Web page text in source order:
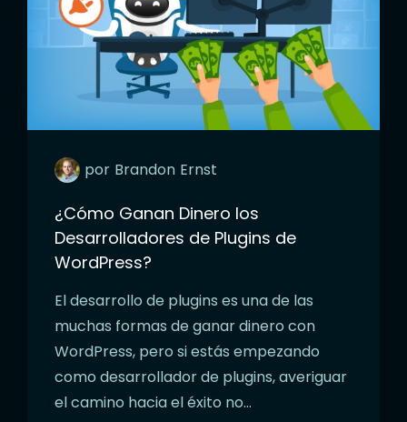
por Brandon Ernst
¿Cómo Ganan Dinero los
Desarrolladores de Plugins de
WordPress?
El desarrollo de plugins es una de las
muchas formas de ganar dinero con
WordPress, pero si estás empezando
como desarrollador de plugins, averiguar
el camino hacia el éxito no…